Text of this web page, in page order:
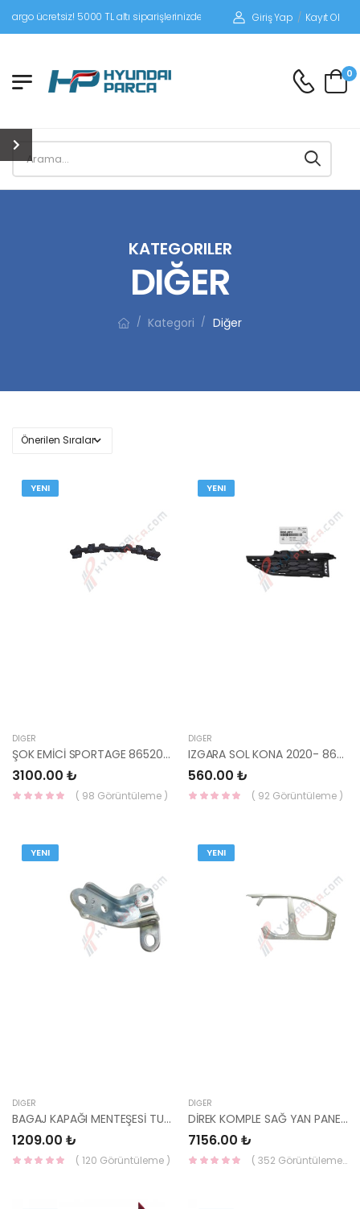
5000 TL altı siparişlerinizde siparişleriniz alıcı ödemeli gönderilir.
Giriş Yap / Kayıt Ol
0
KATEGORILER
DIĞER
/ Kategori / Diğer
YENI
DIĞER
ŞOK EMİCİ SPORTAGE 86520-F1000-HMC
3100.00 ₺
( 98 Görüntüleme )
YENI
DIĞER
IZGARA SOL KONA 2020- 86565-J9010-HMC
560.00 ₺
( 92 Görüntüleme )
YENI
DIĞER
BAGAJ KAPAĞI MENTEŞESİ TUCSON 2021- 72910-N7000-MOBIS
1209.00 ₺
( 120 Görüntüleme )
YENI
DIĞER
DİREK KOMPLE SAĞ YAN PANEL BAYON 2020- 71122-Q0400-MOBIS-S
7156.00 ₺
( 352 Görüntüleme )